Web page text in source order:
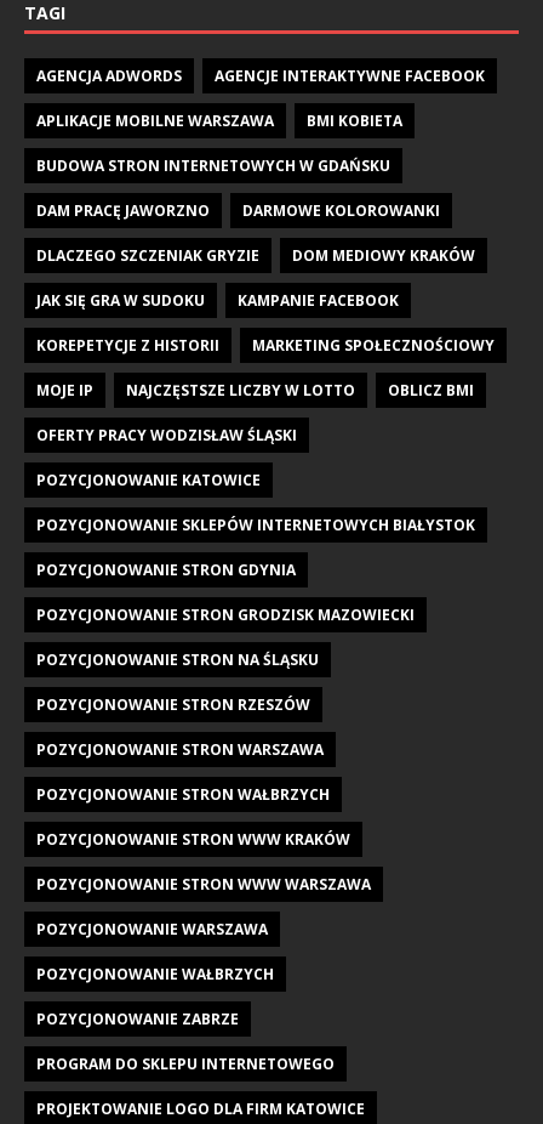
TAGI
AGENCJA ADWORDS AGENCJE INTERAKTYWNE FACEBOOK
APLIKACJE MOBILNE WARSZAWA BMI KOBIETA
BUDOWA STRON INTERNETOWYCH W GDAŃSKU
DAM PRACĘ JAWORZNO DARMOWE KOLOROWANKI
DLACZEGO SZCZENIAK GRYZIE DOM MEDIOWY KRAKÓW
JAK SIĘ GRA W SUDOKU KAMPANIE FACEBOOK
KOREPETYCJE Z HISTORII MARKETING SPOŁECZNOŚCIOWY
MOJE IP NAJCZĘSTSZE LICZBY W LOTTO OBLICZ BMI
OFERTY PRACY WODZISŁAW ŚLĄSKI
POZYCJONOWANIE KATOWICE
POZYCJONOWANIE SKLEPÓW INTERNETOWYCH BIAŁYSTOK
POZYCJONOWANIE STRON GDYNIA
POZYCJONOWANIE STRON GRODZISK MAZOWIECKI
POZYCJONOWANIE STRON NA ŚLĄSKU
POZYCJONOWANIE STRON RZESZÓW
POZYCJONOWANIE STRON WARSZAWA
POZYCJONOWANIE STRON WAŁBRZYCH
POZYCJONOWANIE STRON WWW KRAKÓW
POZYCJONOWANIE STRON WWW WARSZAWA
POZYCJONOWANIE WARSZAWA
POZYCJONOWANIE WAŁBRZYCH
POZYCJONOWANIE ZABRZE
PROGRAM DO SKLEPU INTERNETOWEGO
PROJEKTOWANIE LOGO DLA FIRM KATOWICE